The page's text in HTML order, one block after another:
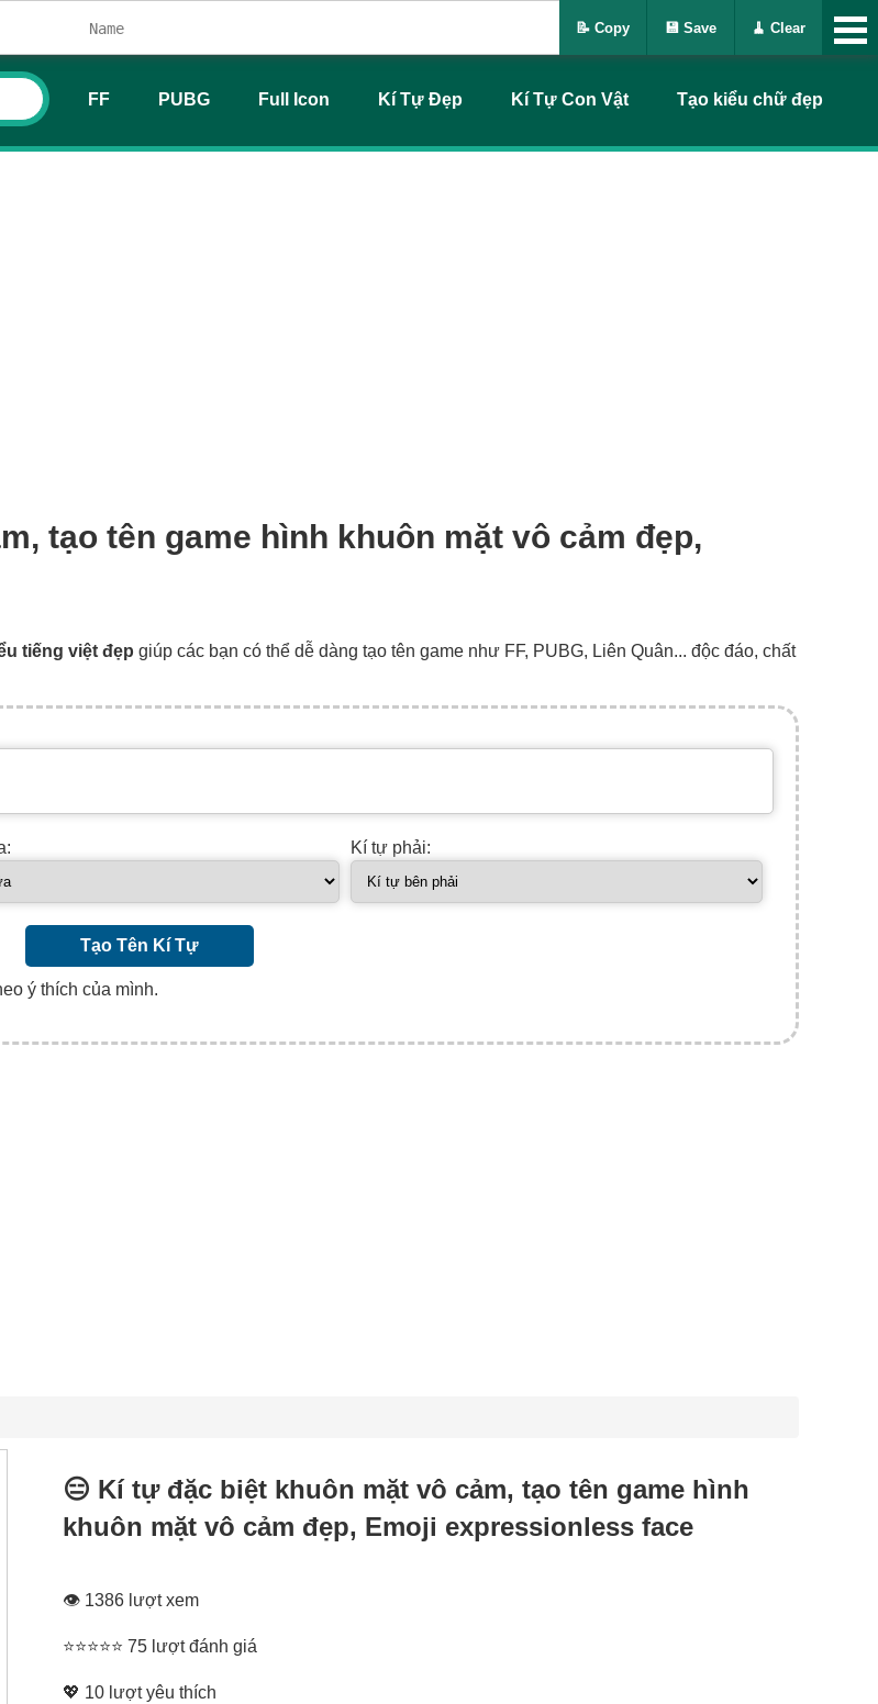
FF PUBG Full Icon Kí Tự Đẹp Kí Tự Con Vật Tạo kiểu chữ đẹp
tạo tên game hình khuôn mặt vô cảm đẹp,
tiếng việt đẹp giúp các bạn có thể dễ dàng tạo tên game như FF, PUBG, Liên Quân... độc đáo, chất
Kí tự phải:
Tạo Tên Kí Tự
ý thích của mình.
😑 Kí tự đặc biệt khuôn mặt vô cảm, tạo tên game hình
khuôn mặt vô cảm đẹp, Emoji expressionless face
👁 1386 lượt xem
⭐⭐⭐⭐⭐ 75 lượt đánh giá
💖 10 lượt yêu thích
📝 Copy 💾 Save 🧹 Clear